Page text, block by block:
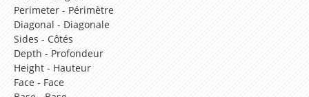
summer ?
Lesson 27 – What were you doing yesterday
when…?
Lesson 28 – But, I have just finished the
housework !
Perimeter - Périmètre
Diagonal - Diagonale
Sides - Côtés
Depth - Profondeur
Height - Hauteur
Face - Face